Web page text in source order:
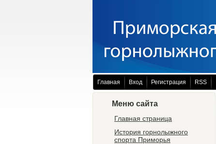
Главная Вход Регистрация RSS
Меню сайта
Главная страница
История горнолыжного
спорта Приморья